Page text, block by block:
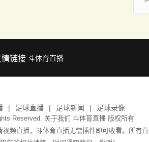
情链接 斗体育直播
足球直播 足球新闻 足球录像
Reserved. 关于我们 斗体育直播 版权所有
频直播，斗体育直播无需插件即可收看。所有